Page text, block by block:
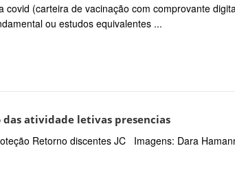
covid (carteira de vacinação com comprovante
ou estudos equivalentes ...
atividade letivas presencias
Retorno discentes JC Imagens: Dara